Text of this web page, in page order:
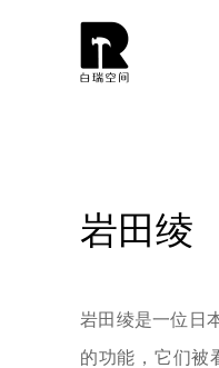
岩田绫
岩田绫是一位日
的功能，它们被